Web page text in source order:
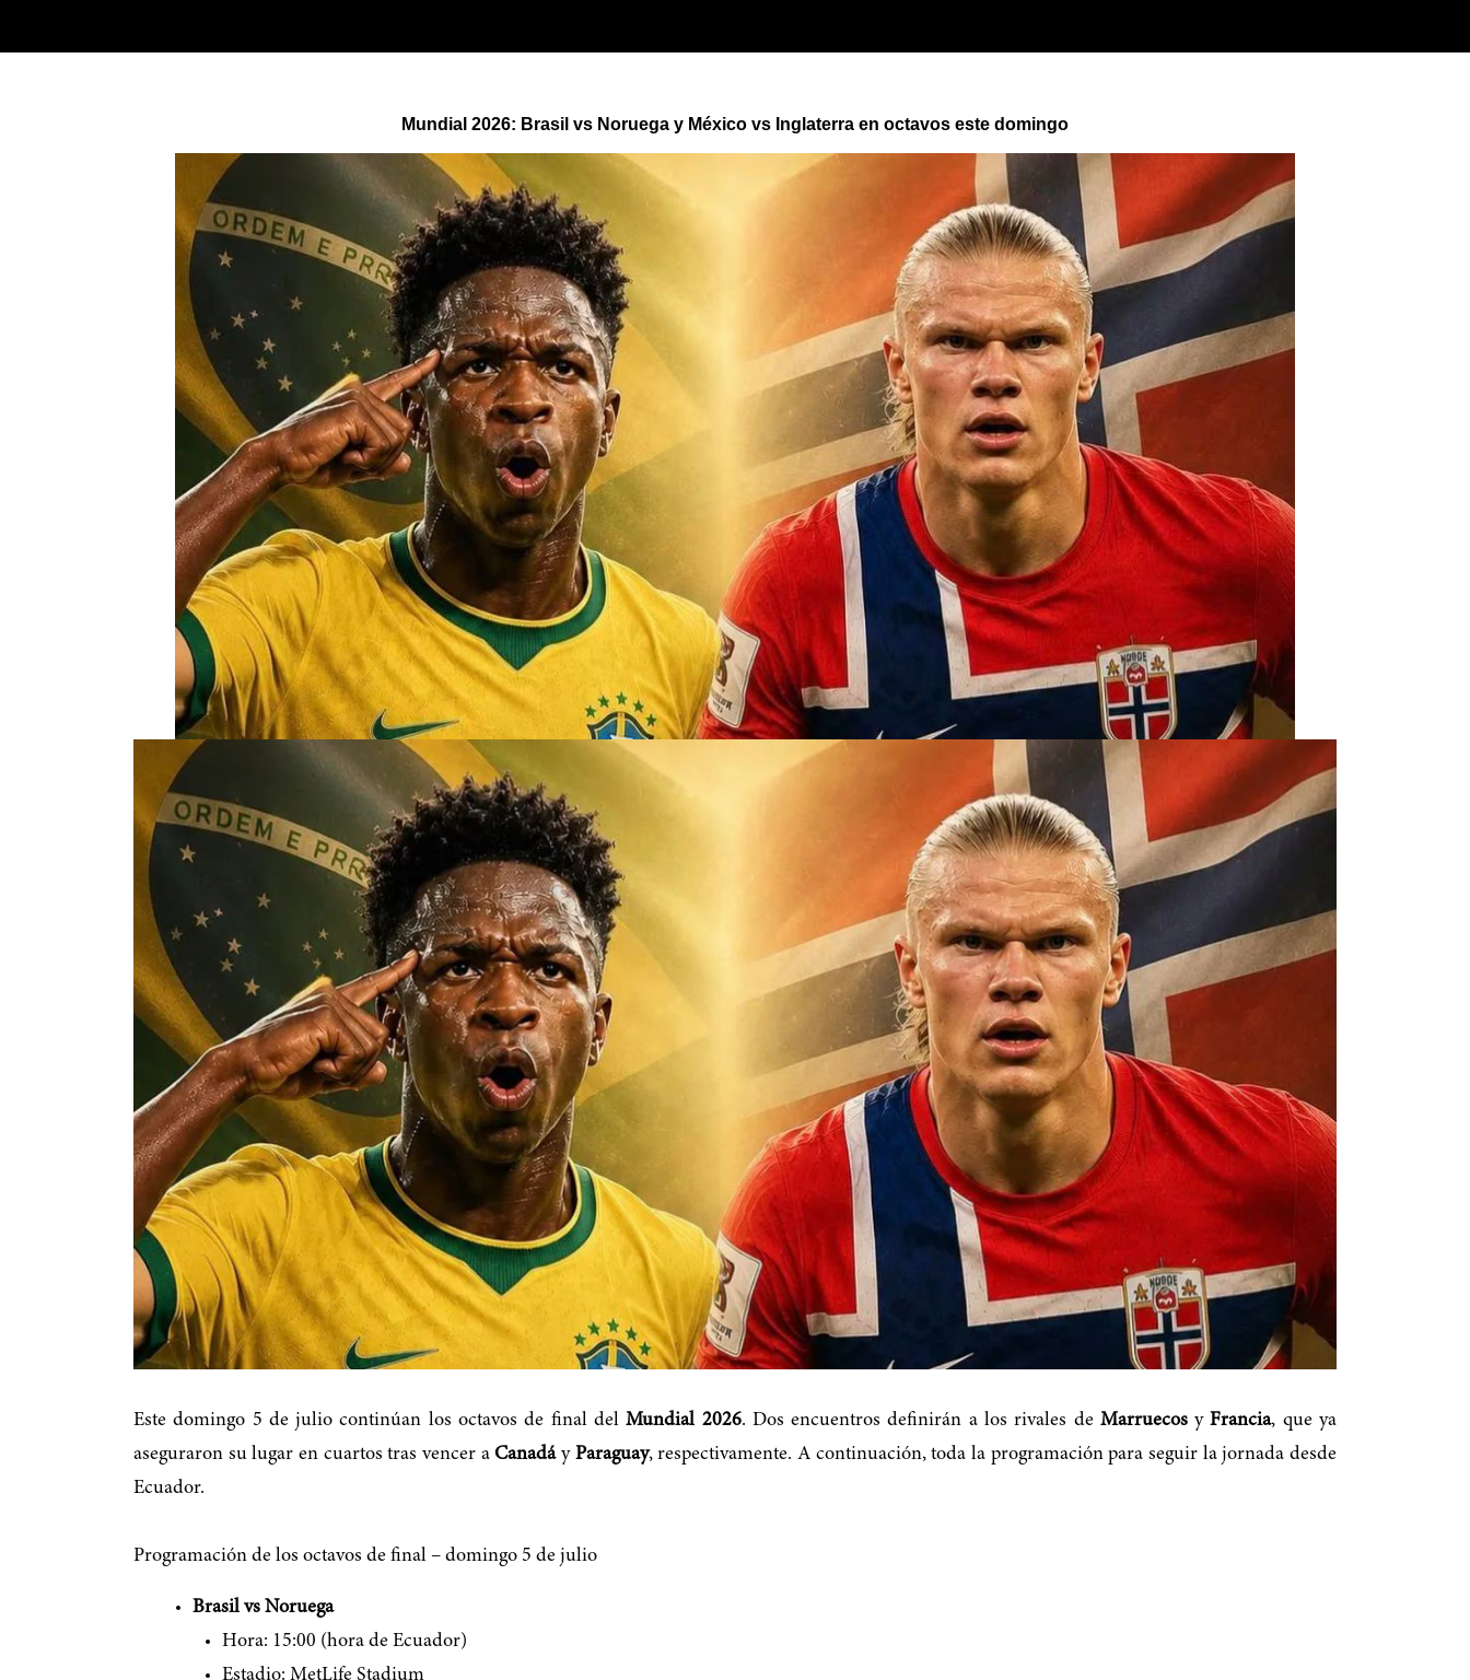
Mundial 2026: Brasil vs Noruega y México vs Inglaterra en octavos este domingo
Este domingo 5 de julio continúan los octavos de final delMundial 2026. Dos encuentros definirán a los rivales de MarruecosyFrancia, que ya
aseguraron su lugar en cuartos tras vencer aCanadáy Paraguay, respectivamente. A continuación, toda la programación para seguir la jornada desde
Ecuador.
Programación de los octavos de final – domingo 5 de julio
Brasil vs Noruega
Hora: 15:00 (hora de Ecuador)
Estadio: MetLife Stadium